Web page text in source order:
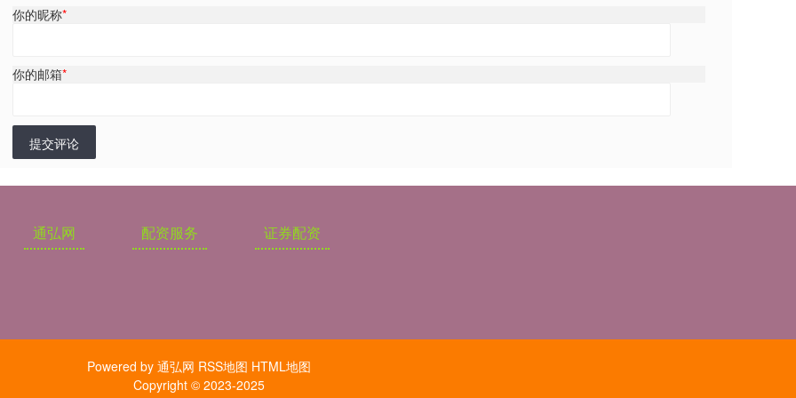
你的昵称*
你的邮箱*
提交评论
通弘网 配资服务 证券配资
Powered by 通弘网 RSS地图 HTML地图
Copyright © 2023-2025